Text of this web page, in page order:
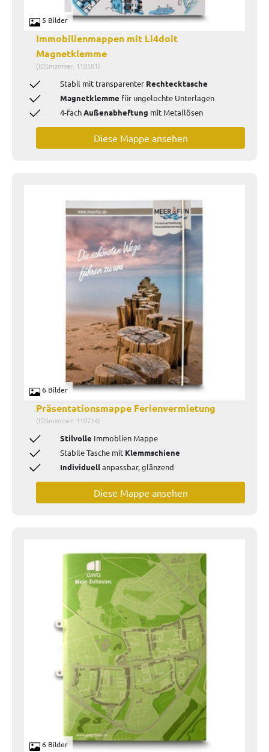
5 Bilder
Immobilienmappen mit Li4doit
Magnetklemme
(IDSnummer: 110581)
Stabil mit transparenter Rechtecktasche
Magnetklemme für ungelochte Unterlagen
4-fachAußenabheftung mit Metallösen
Diese Mappe ansehen
6 Bilder
Präsentationsmappe Ferienvermietung
(IDSnummer: 110714)
Stilvolle Immoblien Mappe
Stabile Tasche mit Klemmschiene
Individuellanpassbar, glänzend
Diese Mappe ansehen
6 Bilder